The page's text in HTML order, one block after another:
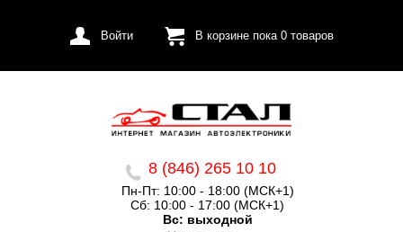
Войти В корзине пока 0товаров
8 (846) 265 10 10
Пн-Пт: 10:00 - 18:00 (МСК+1)
Сб: 10:00 - 17:00 (МСК+1)
Вс: выходной